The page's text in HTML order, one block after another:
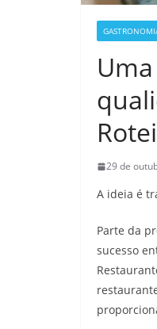
29 de
A ideia é
Parte da
sucesso